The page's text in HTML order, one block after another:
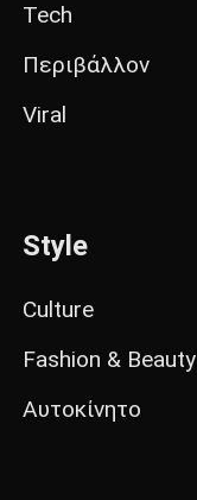
Tech
Περιβάλλον
Viral
Style
Culture
Fashion & Beauty
Αυτοκίνητο